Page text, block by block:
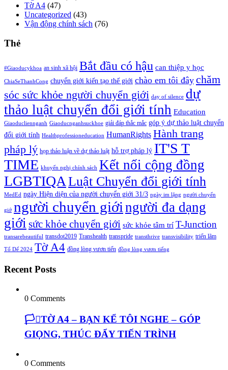
Tờ A4 (47)
Uncategorized (43)
Vận động chính sách (76)
Thẻ
#Giaoducykhoa an sinh xã hội Bắt đầu có hậu can thiệp y học
ChiaSeThanhCong chuyển giới kiến tạo thế giới chào em tôi đây chăm
sóc sức khỏe người chuyển giới day of silence dự
thảo luật chuyển đổi giới tính Education
Giaoducliennganh Giaoducnganhsuckhoe giải đáp thắc mắc góp ý dự thảo luật chuyển
đổi giới tính Healthprofessioneducation HumanRights Hành trang
pháp lý họp thảo luận về dự thảo luật hỗ trợ pháp lý IT'S T
TIME khuyến nghị chính sách Kết nối cộng đồng
LGBTIQA Luật Chuyển đổi giới tính
MedEd ngày Hiện diện của người chuyển giới 31/3 ngày im lặng người chuyển
giớ người chuyển giới người đa dạng
giới sức khỏe chuyển giới sức khỏe tâm trí T-Junction
transarebeautiful transdot2019 Transhealth transpride transthrive transvisibility triển lãm
Tổ Dế 2024 Tờ A4 đồng lòng vươn tiến đồng lòng vươn tiếng
Recent Posts
0 Comments
🏳️‍⚧️TỜ A4 – BẠN KỂ TÔI NGHE – GÓP
GIỌNG, THÚC ĐẨY TIẾN TRÌNH
0 Comments